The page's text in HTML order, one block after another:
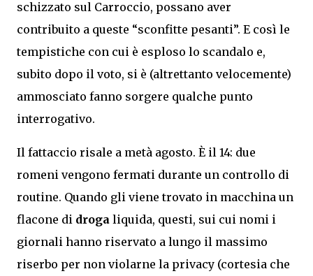
schizzato sul Carroccio, possano aver
contribuito a queste “sconfitte pesanti”. E così le
tempistiche con cui è esploso lo scandalo e,
subito dopo il voto, si è (altrettanto velocemente)
ammosciato fanno sorgere qualche punto
interrogativo.
Il fattaccio risale a metà agosto. È il 14: due
romeni vengono fermati durante un controllo di
routine. Quando gli viene trovato in macchina un
flacone di droga liquida, questi, sui cui nomi i
giornali hanno riservato a lungo il massimo
riserbo per non violarne la privacy (cortesia che